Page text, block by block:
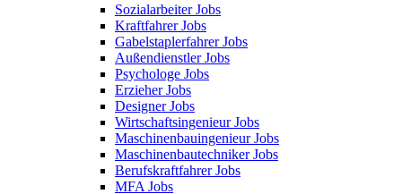
Sozialarbeiter Jobs
Kraftfahrer Jobs
Gabelstaplerfahrer Jobs
Außendienstler Jobs
Psychologe Jobs
Erzieher Jobs
Designer Jobs
Wirtschaftsingenieur Jobs
Maschinenbauingenieur Jobs
Maschinenbautechniker Jobs
Berufskraftfahrer Jobs
MFA Jobs